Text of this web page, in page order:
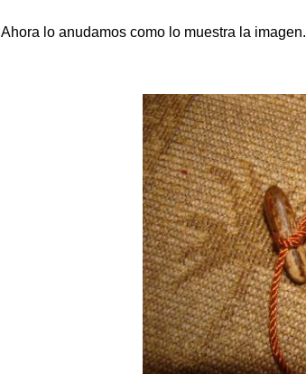
Ahora lo anudamos como lo muestra la imagen.